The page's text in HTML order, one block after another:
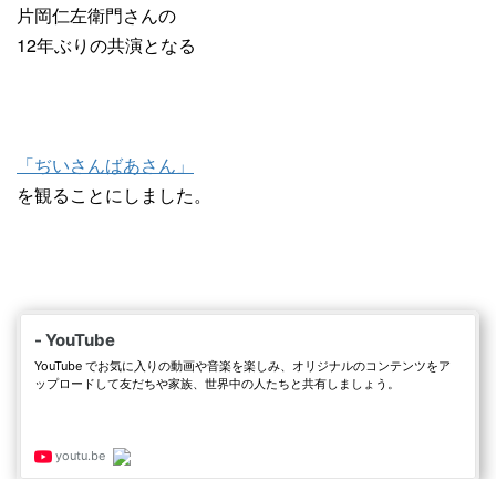
片岡仁左衛門さんの
12年ぶりの共演となる
「ぢいさんばあさん」
を観ることにしました。